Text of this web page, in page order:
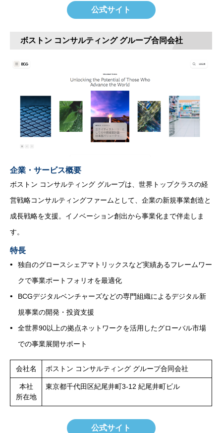
公式サイト
ボストン コンサルティング グループ合同会社
企業・サービス概要
ボストン コンサルティング グループは、世界トップクラスの経
営戦略コンサルティングファームとして、企業の新規事業創造と
成長戦略を支援。イノベーション創出から事業化まで伴走しま
す。
特長
独自のグロースシェアマトリックスなど実績あるフレームワー
クで事業ポートフォリオを最適化
BCGデジタルベンチャーズなどの専門組織によるデジタル新
規事業の開発・投資支援
全世界90以上の拠点ネットワークを活用したグローバル市場
での事業展開サポート
会社名 ボストン コンサルティング グループ合同会社
本社
所在地
東京都千代田区紀尾井町3-12 紀尾井町ビル
公式サイト